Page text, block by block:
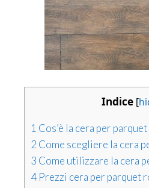
Indice [
1 Cos’è la cera per parquet
2 Come scegliere la cera
3 Come utilizzare la cera
4 Prezzi cera per parquet